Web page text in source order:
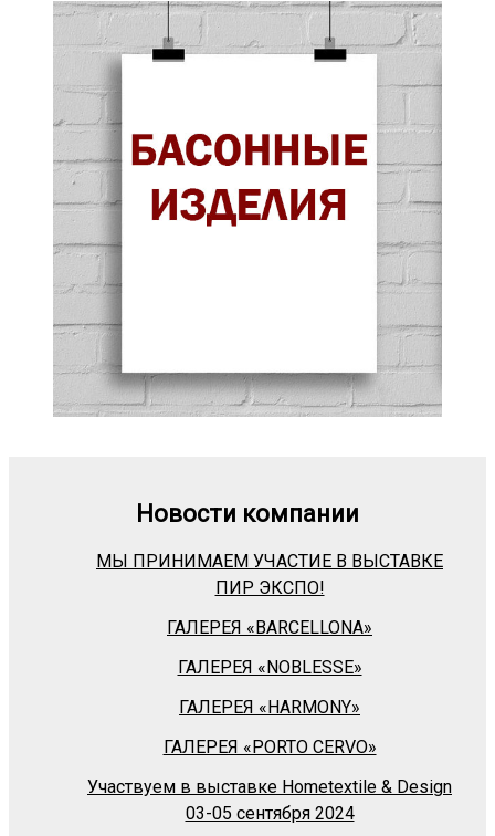
Новости компании
МЫ ПРИНИМАЕМ УЧАСТИЕ В ВЫСТАВКЕ
ПИР ЭКСПО!
ГАЛЕРЕЯ «BARСELLONA»
ГАЛЕРЕЯ «NOBLESSE»
ГАЛЕРЕЯ «HARMONY»
ГАЛЕРЕЯ «PORTO CERVO»
Участвуем в выставке Hometextile & Design
03-05 сентября 2024